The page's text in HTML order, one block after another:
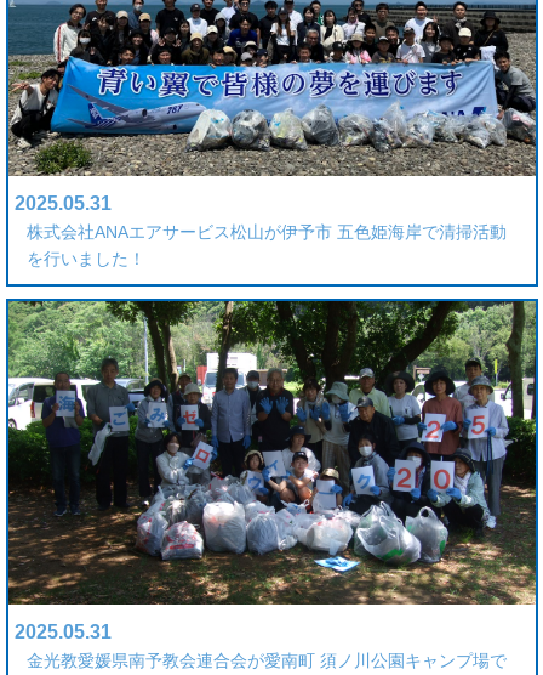
2025.05.31
株式会社ANAエアサービス松山が伊予市 五色姫海岸で清掃活動
を行いました！
2025.05.31
金光教愛媛県南予教会連合会が愛南町 須ノ川公園キャンプ場で